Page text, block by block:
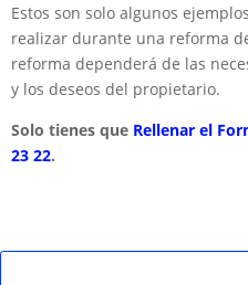
Estos son solo algunos
realizar durante una reforma
reforma dependerá de las
y los deseos del propietario.
Solo tienes que Rellenar el
23 22.